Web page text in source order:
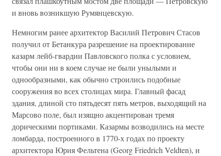
и вновь возникшую Румянцевскую.
Немногим ранее архитектор Василий Петрович Стасов
получил от Бетанкура разрешение на проектирование
казарм лейб-гвардии Павловского полка с условием,
чтобы они ни в коем случае не были унылыми и
однообразными, как обычно строились подобные
сооружения во всех столицах мира. Главный фасад
здания, длиной сто пятьдесят пять метров, выходящий на
Марсово поле, был изящно акцентирован тремя
дорическими портиками. Казармы возводились на месте
ломбарда, построенного в 1770-х годах по проекту
архитектора Юрия Фельтена (Georg Friedrich Veldten), и